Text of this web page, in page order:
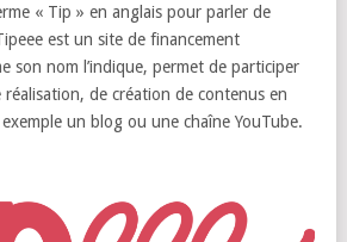
« Tip » en anglais pour parler de
est un site de financement
son nom l’indique, permet de participer
réalisation, de création de contenus en
un blog ou une chaîne YouTube.